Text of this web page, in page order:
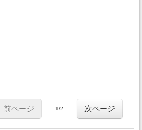
前ページ 1/2 次ページ